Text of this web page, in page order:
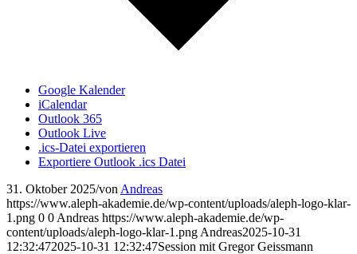
Google Kalender
iCalendar
Outlook 365
Outlook Live
.ics-Datei exportieren
Exportiere Outlook .ics Datei
31. Oktober 2025/von Andreas
https://www.aleph-akademie.de/wp-content/uploads/aleph-logo-klar-
1.png 0 0 Andreas https://www.aleph-akademie.de/wp-
content/uploads/aleph-logo-klar-1.png Andreas2025-10-31
12:32:472025-10-31 12:32:47Session mit Gregor Geissmann